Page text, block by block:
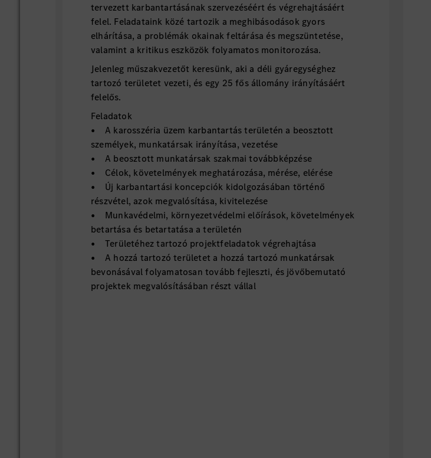
tervezett karbantartásának szervezéséért és végrehajtásáért
felel. Feladataink közé tartozik a meghibásodások gyors
elhárítása, a problémák okainak feltárása és megszüntetése,
valamint a kritikus eszközök folyamatos monitorozása.
Jelenleg műszakvezetőt keresünk, aki a déli gyáregységhez
tartozó területet vezeti, és egy 25 fős állomány irányításáért
felelős.
Feladatok
• A karosszéria üzem karbantartás területén a beosztott
személyek, munkatársak irányítása, vezetése
• A beosztott munkatársak szakmai továbbképzése
• Célok, követelmények meghatározása, mérése, elérése
• Új karbantartási koncepciók kidolgozásában történő
részvétel, azok megvalósítása, kivitelezése
• Munkavédelmi, környezetvédelmi előírások, követelmények
betartása és betartatása a területén
• Területéhez tartozó projektfeladatok végrehajtása
• A hozzá tartozó területet a hozzá tartozó munkatársak
bevonásával folyamatosan tovább fejleszti, és jövőbemutató
projektek megvalósításában részt vállal